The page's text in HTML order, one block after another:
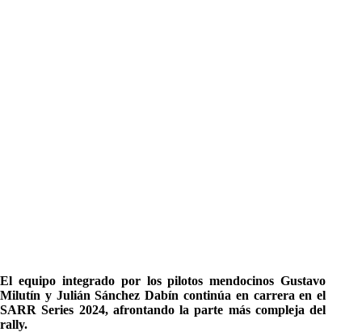
El equipo integrado por los pilotos mendocinos Gustavo
Milutín y Julián Sánchez Dabín continúa en carrera en el
SARR Series 2024, afrontando la parte más compleja del
rally.